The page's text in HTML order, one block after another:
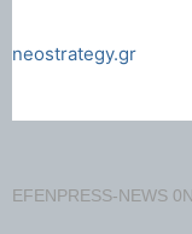
neostrategy.gr
EFENPRESS-NEWS